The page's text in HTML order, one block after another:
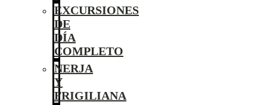
EXCURSIONES
DE
DÍA
COMPLETO
NERJA
Y
FRIGILIANA